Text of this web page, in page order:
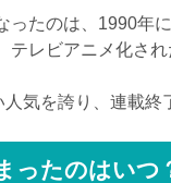
たのは、1990年
レビアニメ化さ
気を誇り、連載終
ったのはいつ